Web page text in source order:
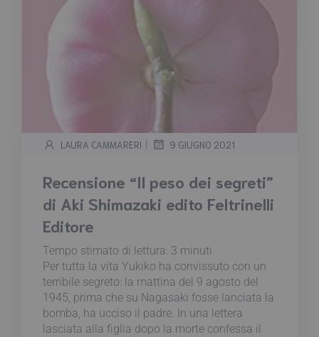
LAURA CAMMARERI | 9 GIUGNO 2021
Recensione “Il peso dei segreti”
di Aki Shimazaki edito Feltrinelli
Editore
Tempo stimato di lettura: 3 minuti
Per tutta la vita Yukiko ha convissuto con un
terribile segreto: la mattina del 9 agosto del
1945, prima che su Nagasaki fosse lanciata la
bomba, ha ucciso il padre. In una lettera
lasciata alla figlia dopo la morte confessa il